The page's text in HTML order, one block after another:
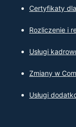
Certyfikaty
Rozliczenie i
Usługi
Zmiany w
Usługi